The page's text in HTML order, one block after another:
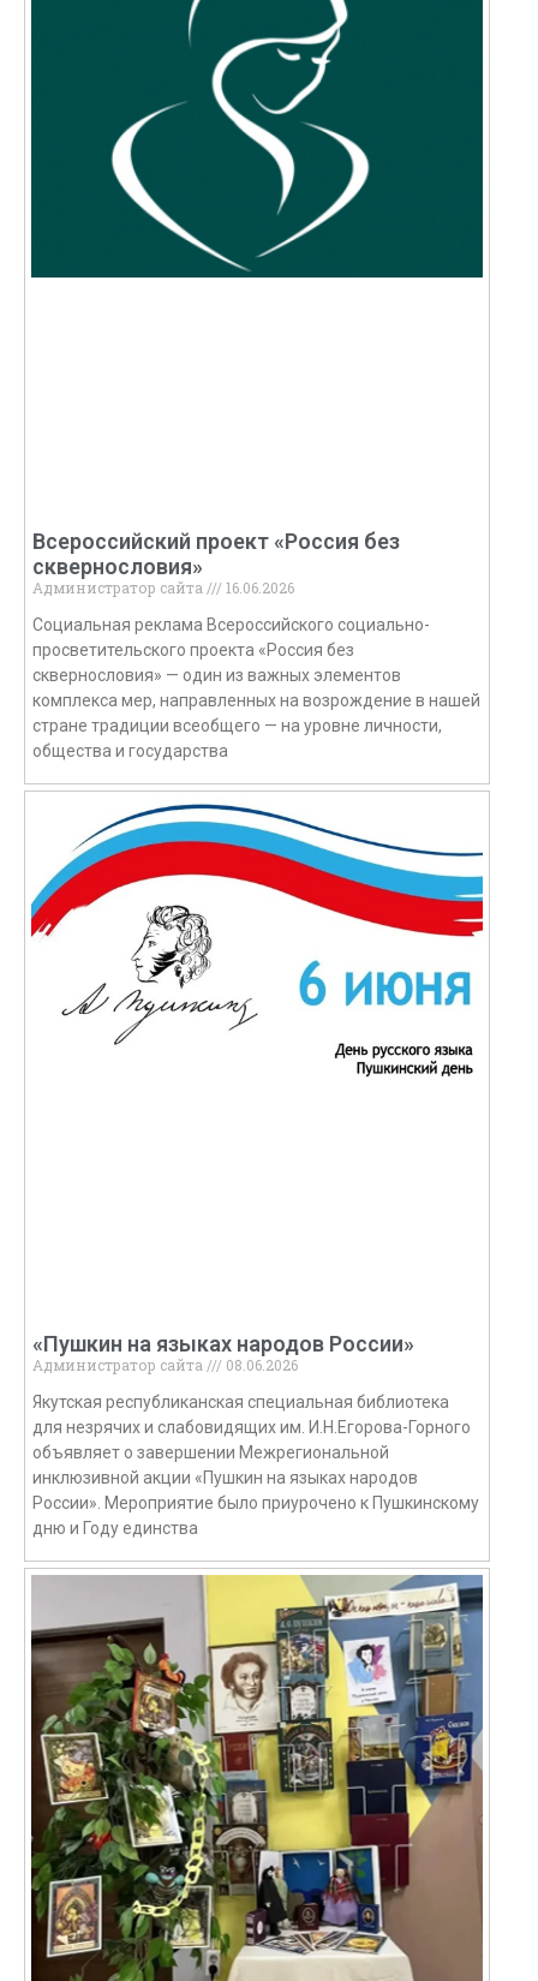
Всероссийский проект «Россия без
сквернословия»
Администратор сайта
16.06.2026
Социальная реклама Всероссийского социально-
просветительского проекта «Россия без
сквернословия» — один из важных элементов
комплекса мер, направленных на возрождение в нашей
стране традиции всеобщего — на уровне личности,
общества и государства
«Пушкин на языках народов России»
Администратор сайта
08.06.2026
Якутская республиканская специальная библиотека
для незрячих и слабовидящих им. И.Н.Егорова-Горного
объявляет о завершении Межрегиональной
инклюзивной акции «Пушкин на языках народов
России». Мероприятие было приурочено к Пушкинскому
дню и Году единства